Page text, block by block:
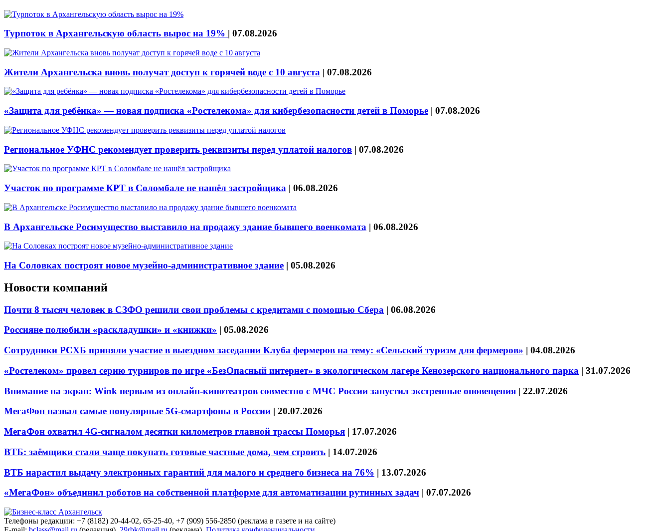
Турпоток в Архангельскую область вырос на 19% | 07.08.2026
Жители Архангельска вновь получат доступ к горячей воде с 10 августа | 07.08.2026
«Защита для ребёнка» — новая подписка «Ростелекома» для кибербезопасности детей в Поморье | 07.08.2026
Региональное УФНС рекомендует проверить реквизиты перед уплатой налогов | 07.08.2026
Участок по программе КРТ в Соломбале не нашёл застройщика | 06.08.2026
В Архангельске Росимущество выставило на продажу здание бывшего военкомата | 06.08.2026
На Соловках построят новое музейно-административное здание | 05.08.2026
Новости компаний
Почти 8 тысяч человек в СЗФО решили свои проблемы с кредитами с помощью Сбера | 06.08.2026
Россияне полюбили «раскладушки» и «книжки» | 05.08.2026
Сотрудники РСХБ приняли участие в выездном заседании Клуба фермеров на тему: «Сельский туризм для фермеров» | 04.08.2026
«Ростелеком» провел серию турниров по игре «БезОпасный интернет» в экологическом лагере Кенозерского национального парка | 31.07.2026
Внимание на экран: Wink первым из онлайн-кинотеатров совместно с МЧС России запустил экстренные оповещения | 22.07.2026
МегаФон назвал самые популярные 5G-смартфоны в России | 20.07.2026
МегаФон охватил 4G-сигналом десятки километров главной трассы Поморья | 17.07.2026
ВТБ: заёмщики стали чаще покупать готовые частные дома, чем строить | 14.07.2026
ВТБ нарастил выдачу электронных гарантий для малого и среднего бизнеса на 76% | 13.07.2026
«МегаФон» объединил роботов на собственной платформе для автоматизации рутинных задач | 07.07.2026
Телефоны редакции: +7 (8182) 20-44-02, 65-25-40, +7 (909) 556-2850 (реклама в газете и на сайте)